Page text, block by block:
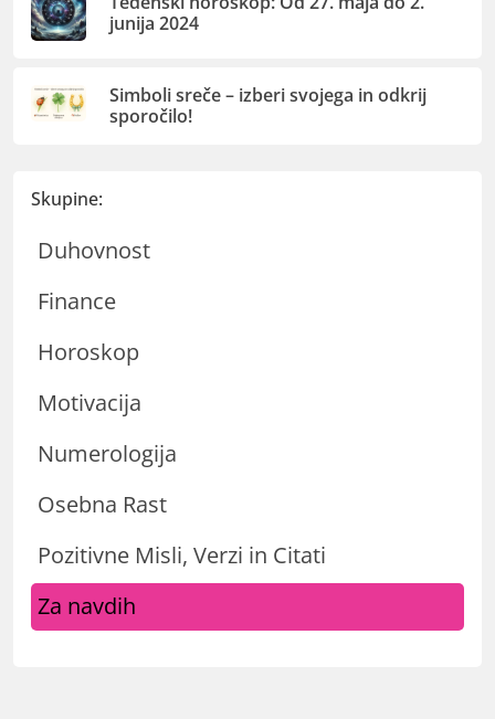
junija 2024
Simboli sreče – izberi svojega in odkrij
sporočilo!
Skupine:
Duhovnost
Finance
Horoskop
Motivacija
Numerologija
Osebna Rast
Pozitivne Misli, Verzi in Citati
Za navdih